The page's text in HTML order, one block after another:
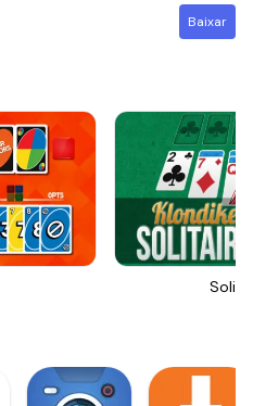
Baixar